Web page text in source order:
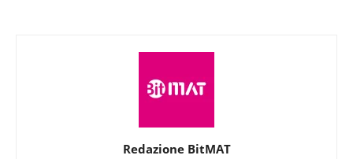
Redazione BitMAT